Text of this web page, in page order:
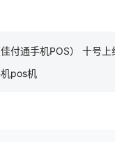
付通手机POS） 十号上
pos机